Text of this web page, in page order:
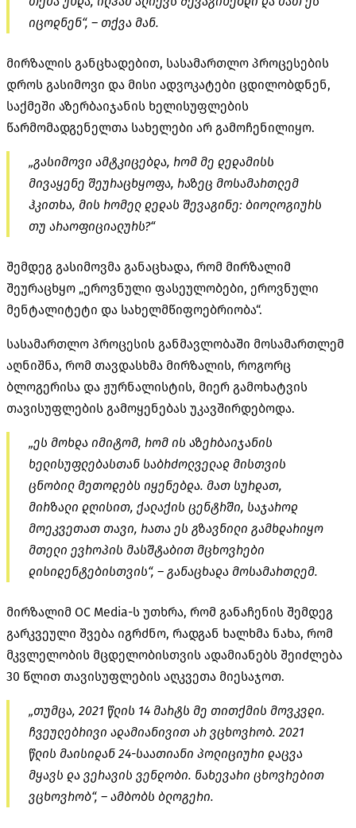
იცოდნენ“, – თქვა მან.
მირზალის განცხადებით, სასამართლო პროცესების
დროს გასიმოვი და მისი ადვოკატები ცდილობდნენ,
საქმეში აზერბაიჯანის ხელისუფლების
წარმომადგენელთა სახელები არ გამოჩენილიყო.
„გასიმოვი ამტკიცებდა, რომ მე დედამისს
მივაყენე შეურაცხყოფა, რაზეც მოსამართლემ
ჰკითხა, მის რომელ დედას შევაგინე: ბიოლოგიურს
თუ არაოფიციალურს?“
შემდეგ გასიმოვმა განაცხადა, რომ მირზალიმ
შეურაცხყო „ეროვნული ფასეულობები, ეროვნული
მენტალიტეტი და სახელმწიფოებრიობა“.
სასამართლო პროცესის განმავლობაში მოსამართლემ
აღნიშნა, რომ თავდასხმა მირზალის, როგორც
ბლოგერისა და ჟურნალისტის, მიერ გამოხატვის
თავისუფლების გამოყენებას უკავშირდებოდა.
„ეს მოხდა იმიტომ, რომ ის აზერბაიჯანის
ხელისუფლებასთან საბრძოლველად მისთვის
ცნობილ მეთოდებს იყენებდა. მათ სურდათ,
მირზალი დღისით, ქალაქის ცენტრში, საჯაროდ
მოეკვეთათ თავი, რათა ეს გზავნილი გამხდარიყო
მთელი ევროპის მასშტაბით მცხოვრები
დისიდენტებისთვის“, – განაცხადა მოსამართლემ.
მირზალიმ OC Media-ს უთხრა, რომ განაჩენის შემდეგ
გარკვეული შვება იგრძნო, რადგან ხალხმა ნახა, რომ
მკვლელობის მცდელობისთვის ადამიანებს შეიძლება
30 წლით თავისუფლების აღკვეთა მიესაჯოთ.
„თუმცა, 2021 წლის 14 მარტს მე თითქმის მოვკვდი.
ჩვეულებრივი ადამიანივით არ ვცხოვრობ. 2021
წლის მაისიდან 24-საათიანი პოლიციური დაცვა
მყავს და ვერავის ვენდობი. ნახევარი ცხოვრებით
ვცხოვრობ“, – ამბობს ბლოგერი.